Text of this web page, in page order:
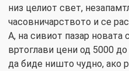
низ целиот свет,
часовничарството и се
А, на сивиот пазар новата
вртоглави цени од 5000
да биде ништо чудно, ако